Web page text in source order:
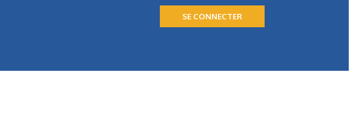
pour sécuriser le transport
SE CONNECTER